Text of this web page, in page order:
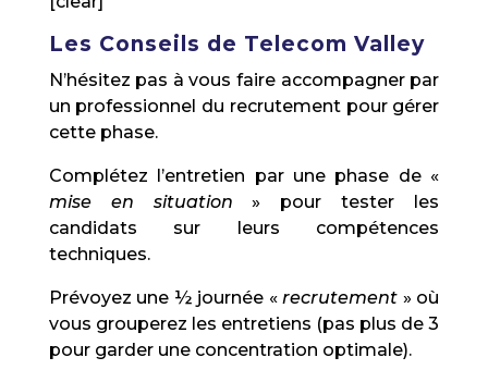
Les Conseils de Telecom Valley
N’hésitez pas à vous faire accompagner par
un professionnel du recrutement pour gérer
cette phase.
Complétez l’entretien par une phase de «
mise en situation » pour tester les
candidats sur leurs compétences
techniques.
Prévoyez une ½ journée «recrutement » où
vous grouperez les entretiens (pas plus de 3
pour garder une concentration optimale).